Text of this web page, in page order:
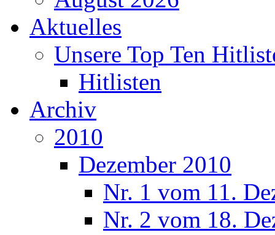
Aktuelles
Unsere Top Ten
Hitlisten
Archiv
2010
Dezember 2010
Nr. 1 vom 11.
Nr. 2 vom 18.